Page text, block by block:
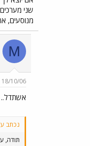
שני
מנוסעים,
M
18/10/06
אשתדל..
נכתב ע"י
תודה,